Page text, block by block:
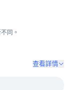
同。
查看詳情